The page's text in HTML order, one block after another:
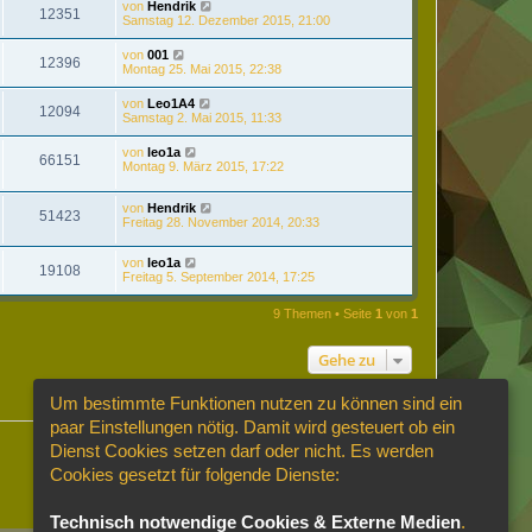
12351 von Hendrik
Samstag 12. Dezember 2015, 21:00
12396 von 001
Montag 25. Mai 2015, 22:38
12094 von Leo1A4
Samstag 2. Mai 2015, 11:33
66151 von leo1a
Montag 9. März 2015, 17:22
51423 von Hendrik
Freitag 28. November 2014, 20:33
19108 von leo1a
Freitag 5. September 2014, 17:25
9 Themen • Seite 1 von 1
Gehe zu
Um bestimmte Funktionen nutzen zu können sind ein
paar Einstellungen nötig. Damit wird gesteuert ob ein
Dienst Cookies setzen darf oder nicht. Es werden
Cookies gesetzt für folgende Dienste:
Technisch notwendige Cookies & Externe Medien.